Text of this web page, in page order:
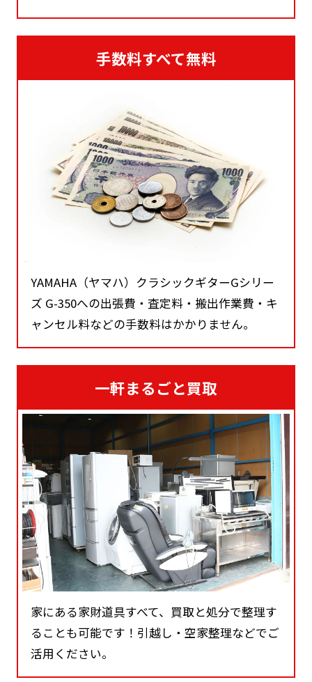
手数料すべて無料
YAMAHA（ヤマハ）クラシックギターGシリー
ズ G-350への出張費・査定料・搬出作業費・キ
ャンセル料などの手数料はかかりません。
一軒まるごと買取
家にある家財道具すべて、買取と処分で整理す
ることも可能です！引越し・空家整理などでご
活用ください。